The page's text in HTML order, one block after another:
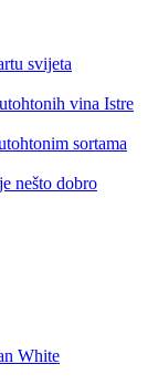
svijeta
vina Istre
sortama
nešto dobro
White